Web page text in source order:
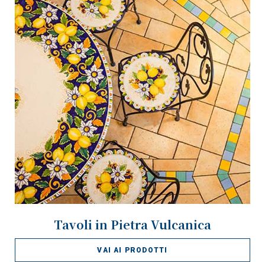
Tavoli in Pietra Vulcanica
VAI AI PRODOTTI